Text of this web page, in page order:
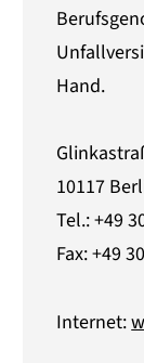
Hand.
10117
Tel.: +49
Fax: +49
Internet: